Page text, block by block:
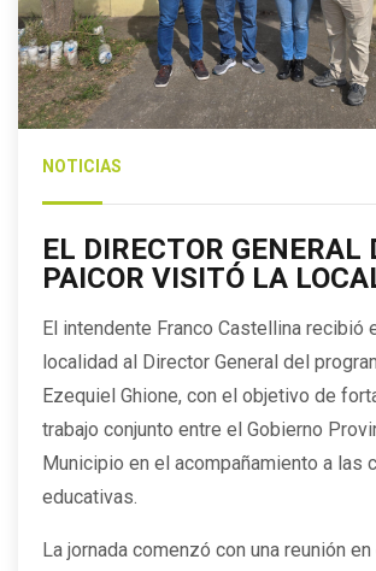
NOTICIAS
EL DIRECTOR GENERAL
PAICOR VISITÓ LA
El intendente Franco Castellina recibió
localidad al Director General del
Ezequiel Ghione, con el objetivo de
trabajo conjunto entre el Gobierno
Municipio en el acompañamiento a las
educativas.
La jornada comenzó con una reunión